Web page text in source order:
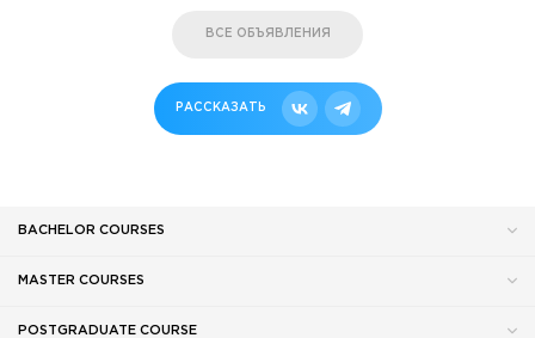
ВСЕ ОБЪЯВЛЕНИЯ
РАССКАЗАТЬ
BACHELOR COURSES
MASTER COURSES
POSTGRADUATE COURSE